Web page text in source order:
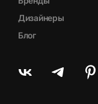
Дизайнеры
Блог